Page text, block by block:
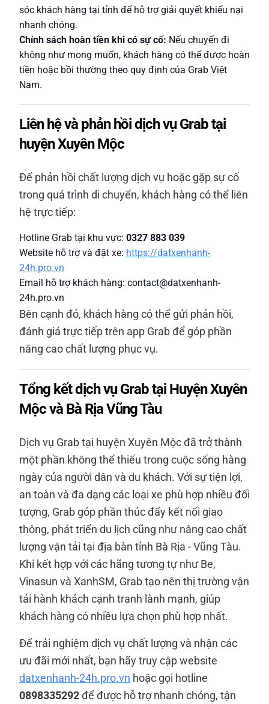
sóc khách hàng tại tỉnh để hỗ trợ giải quyết khiếu nại
nhanh chóng.
Chính sách hoàn tiền khi có sự cố: Nếu chuyến đi
không như mong muốn, khách hàng có thể được hoàn
tiền hoặc bồi thường theo quy định của Grab Việt
Nam.
Liên hệ và phản hồi dịch vụ Grab tại
huyện Xuyên Mộc
Để phản hồi chất lượng dịch vụ hoặc gặp sự cố
trong quá trình di chuyển, khách hàng có thể liên
hệ trực tiếp:
Hotline Grab tại khu vực: 0327 883 039
Website hỗ trợ và đặt xe: https://datxenhanh-
24h.pro.vn
Email hỗ trợ khách hàng: contact@datxenhanh-
24h.pro.vn
Bên cạnh đó, khách hàng có thể gửi phản hồi,
đánh giá trực tiếp trên app Grab để góp phần
nâng cao chất lượng phục vụ.
Tổng kết dịch vụ Grab tại Huyện Xuyên
Mộc và Bà Rịa Vũng Tàu
Dịch vụ Grab tại huyện Xuyên Mộc đã trở thành
một phần không thể thiếu trong cuộc sống hàng
ngày của người dân và du khách. Với sự tiện lợi,
an toàn và đa dạng các loại xe phù hợp nhiều đối
tượng, Grab góp phần thúc đẩy kết nối giao
thông, phát triển du lịch cũng như nâng cao chất
lượng vận tải tại địa bàn tỉnh Bà Rịa - Vũng Tàu.
Khi kết hợp với các hãng tương tự như Be,
Vinasun và XanhSM, Grab tạo nên thị trường vận
tải hành khách cạnh tranh lành mạnh, giúp
khách hàng có nhiều lựa chọn phù hợp nhất.
Để trải nghiệm dịch vụ chất lượng và nhận các
ưu đãi mới nhất, bạn hãy truy cập website
datxenhanh-24h.pro.vn hoặc gọi hotline
0898335292để được hỗ trợ nhanh chóng, tận